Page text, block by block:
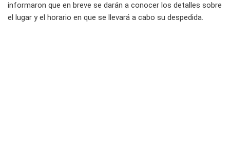
informaron que en breve se darán a conocer los detalles sobre
el lugar y el horario en que se llevará a cabo su despedida.